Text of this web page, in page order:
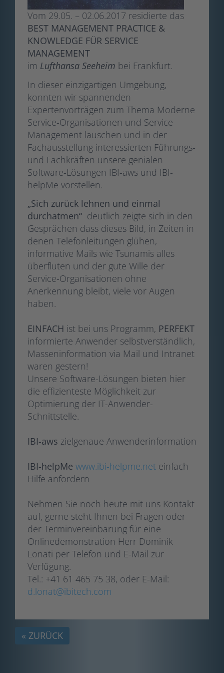
Vom 29.05. – 02.06.2017 residierte das
BEST MANAGEMENT PRACTICE &
KNOWLEDGE FÜR SERVICE
MANAGEMENT
im Lufthansa Seeheim bei Frankfurt.
In dieser einzigartigen Umgebung,
konnten wir spannenden
Expertenvorträgen zum Thema Moderne
Service-Organisationen und Service
Management lauschen und in der
Fachausstellung interessierten Führungs-
und Fachkräften unsere genialen
Software-Lösungen IBI-aws und IBI-
helpMe vorstellen.
„Sich zurück lehnen und einmal
durchatmen“ deutlich zeigte sich in den
Gesprächen dass dieses Bild, in Zeiten in
denen Telefonleitungen glühen,
informative Mails wie Tsunamis alles
überfluten und der gute Wille der
Service-Organisationen ohne
Anerkennung bleibt, viele vor Augen
haben.
EINFACH ist bei uns Programm, PERFEKT
informierte Anwender selbstverständlich,
Masseninformation via Mail und Intranet
waren gestern!
Unsere Software-Lösungen bieten hier
die effizienteste Möglichkeit zur
Optimierung der IT-Anwender-
Schnittstelle.
IBI-aws zielgenaue Anwenderinformation
IBI-helpMe www.ibi-helpme.net einfach
Hilfe anfordern
Nehmen Sie noch heute mit uns Kontakt
auf, gerne steht Ihnen bei Fragen oder
der Terminvereinbarung für eine
Onlinedemonstration Herr Dominik
Lonati per Telefon und E-Mail zur
Verfügung.
Tel.: +41 61 465 75 38, oder E-Mail:
d.lonat@ibitech.com
« ZURÜCK